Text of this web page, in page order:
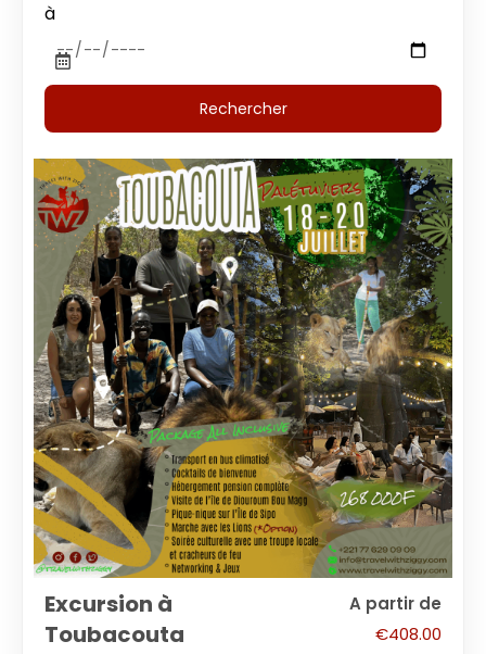
à
Excursion à
Toubacouta
A partir de
€408.00